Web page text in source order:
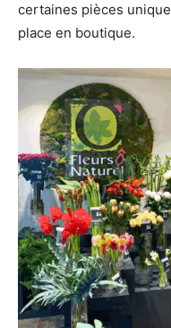
certaines pièces
place en boutique.